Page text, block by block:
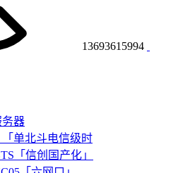
13693615994
务器
「单北斗电信级时
「信创国产化」